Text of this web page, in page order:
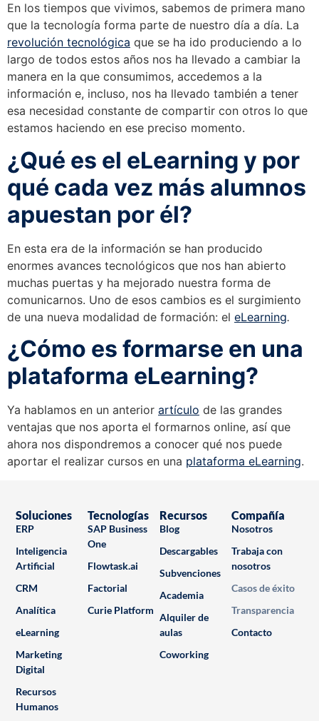
En los tiempos que vivimos, sabemos de primera mano
que la tecnología forma parte de nuestro día a día. La
revolución tecnológica que se ha ido produciendo a lo
largo de todos estos años nos ha llevado a cambiar la
manera en la que consumimos, accedemos a la
información e, incluso, nos ha llevado también a tener
esa necesidad constante de compartir con otros lo que
estamos haciendo en ese preciso momento.
¿Qué es el eLearning y por
qué cada vez más alumnos
apuestan por él?
En esta era de la información se han producido
enormes avances tecnológicos que nos han abierto
muchas puertas y ha mejorado nuestra forma de
comunicarnos. Uno de esos cambios es el surgimiento
de una nueva modalidad de formación: el eLearning.
¿Cómo es formarse en una
plataforma eLearning?
Ya hablamos en un anterior artículo de las grandes
ventajas que nos aporta el formarnos online, así que
ahora nos dispondremos a conocer qué nos puede
aportar el realizar cursos en una plataforma eLearning.
Soluciones
ERP
Inteligencia
Artificial
CRM
Analítica
eLearning
Marketing
Digital
Recursos
Humanos
Tecnologías
SAP Business
One
Flowtask.ai
Factorial
Curie Platform
Recursos
Blog
Descargables
Subvenciones
Academia
Alquiler de
aulas
Coworking
Compañía
Nosotros
Trabaja con
nosotros
Casos de éxito
Transparencia
Contacto